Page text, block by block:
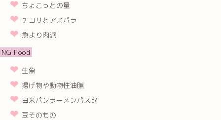
ちょこっとの量
チコリとアスパラ
魚より肉派
NG Food
生魚
揚げ物や動物性油脂
白米パンラーメンパスタ
豆そのもの